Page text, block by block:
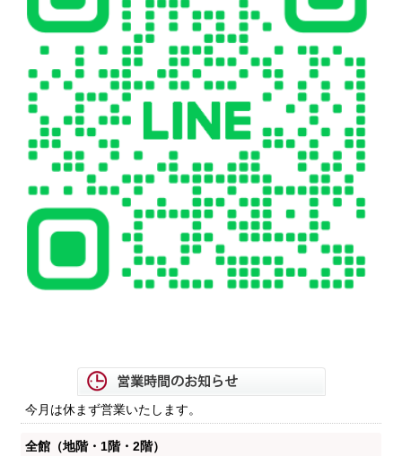
今月は休まず営業いたします。
全館（地階・1階・2階）